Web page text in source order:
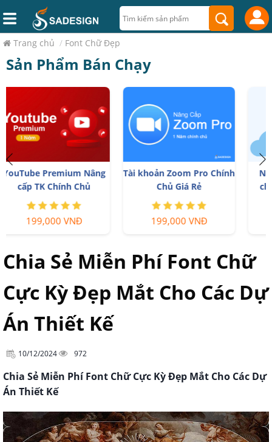
Trang chủ / Font Chữ Đẹp
Sản Phẩm Bán Chạy
Tài khoản Zoom Pro Chính
Chủ Giá Rẻ
199,000 VNĐ
Nâng cấp Google One
chính chủ Giá Siêu Rẻ
259,000 VNĐ
Chia Sẻ Miễn Phí Font Chữ
Cực Kỳ Đẹp Mắt Cho Các Dự
Án Thiết Kế
10/12/2024 972
Chia Sẻ Miễn Phí Font Chữ Cực Kỳ Đẹp Mắt Cho Các Dự
Án Thiết Kế